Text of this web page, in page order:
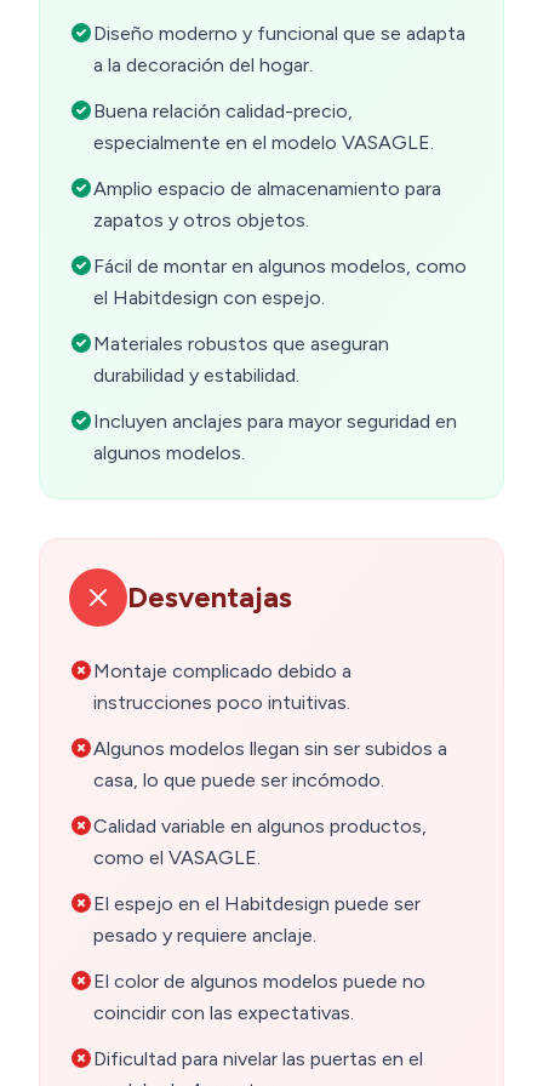
Diseño moderno y funcional que se adapta
a la decoración del hogar.
Buena relación calidad-precio,
especialmente en el modelo VASAGLE.
Amplio espacio de almacenamiento para
zapatos y otros objetos.
Fácil de montar en algunos modelos, como
el Habitdesign con espejo.
Materiales robustos que aseguran
durabilidad y estabilidad.
Incluyen anclajes para mayor seguridad en
algunos modelos.
Desventajas
Montaje complicado debido a
instrucciones poco intuitivas.
Algunos modelos llegan sin ser subidos a
casa, lo que puede ser incómodo.
Calidad variable en algunos productos,
como el VASAGLE.
El espejo en el Habitdesign puede ser
pesado y requiere anclaje.
El color de algunos modelos puede no
coincidir con las expectativas.
Dificultad para nivelar las puertas en el